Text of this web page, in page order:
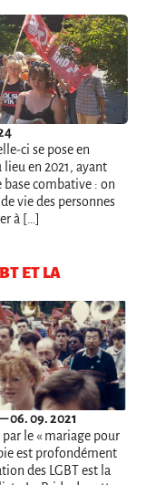
ci se pose en
en 2021, ayant
combative : on
vie des personnes
à […]
ET LA
06. 09. 2021
le « mariage pour
est profondément
des LGBT est la